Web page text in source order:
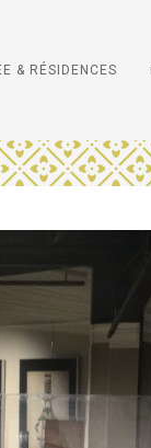
& RÉSIDENCES